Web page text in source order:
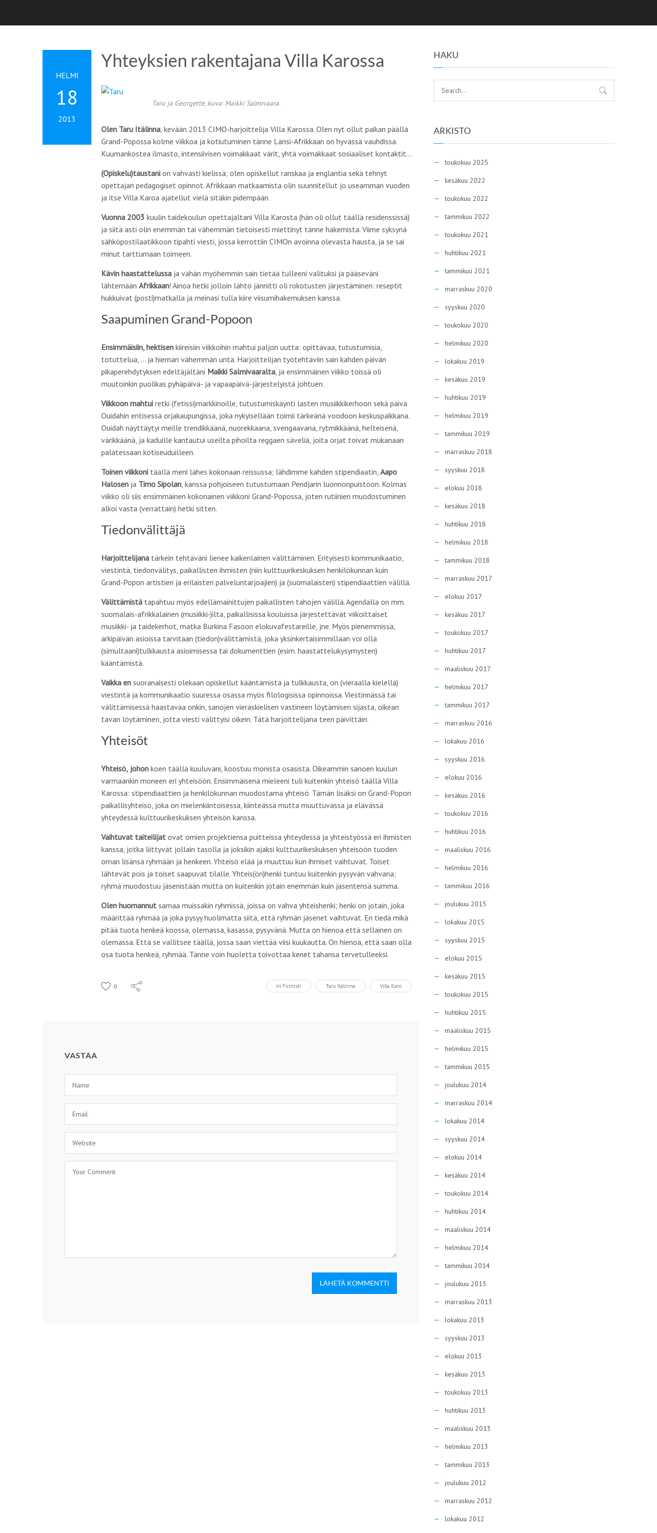
HELMI
18
2013
Yhteyksien rakentajana Villa Karossa
Taru ja Georgette, kuva: Maikki Salmivaara.
Olen Taru Itälinna, kevään 2013 CIMO-harjoittelija Villa Karossa. Olen nyt ollut paikan päällä
Grand-Popossa kolme viikkoa ja kotiutuminen tänne Länsi-Afrikkaan on hyvässä vauhdissa.
Kuumankostea ilmasto, intensiivisen voimakkaat värit, yhtä voimakkaat sosiaaliset kontaktit…
(Opiskelu)taustani on vahvasti kielissä; olen opiskellut ranskaa ja englantia sekä tehnyt
opettajan pedagogiset opinnot. Afrikkaan matkaamista olin suunnitellut jo useamman vuoden
ja itse Villa Karoa ajatellut vielä sitäkin pidempään.
Vuonna 2003 kuulin taidekoulun opettajaltani Villa Karosta (hän oli ollut täällä residenssissä)
ja siitä asti olin enemmän tai vähemmän tietoisesti miettinyt tänne hakemista. Viime syksynä
sähköpostilaatikkoon tipahti viesti, jossa kerrottiin CIMOn avoinna olevasta hausta, ja se sai
minut tarttumaan toimeen.
Kävin haastattelussa ja vähän myöhemmin sain tietää tulleeni valituksi ja pääseväni
lähtemään Afrikkaan! Ainoa hetki jolloin lähtö jännitti oli rokotusten järjestäminen: reseptit
hukkuivat (posti)matkalla ja meinasi tulla kiire viisumihakemuksen kanssa.
Saapuminen Grand-Popoon
Ensimmäisiin, hektisen kiireisiin viikkoihin mahtui paljon uutta: opittavaa, tutustumisia,
totuttelua, … ja hieman vähemmän unta. Harjoittelijan työtehtäviin sain kahden päivän
pikaperehdytyksen edeltäjältäni Maikki Salmivaaralta, ja ensimmäinen viikko töissä oli
muutoinkin puolikas pyhäpäivä- ja vapaapäivä-järjestelyistä johtuen.
Viikkoon mahtui retki (fetissi)markkinoille, tutustumiskäynti lasten musiikkikerhoon sekä päivä
Ouidahin entisessä orjakaupungissa, joka nykyisellään toimii tärkeänä voodoon keskuspaikkana.
Ouidah näyttäytyi meille trendikkäänä, nuorekkaana, svengaavana, rytmikkäänä, helteisenä,
värikkäänä, ja kaduille kantautui useilta pihoilta reggaen säveliä, joita orjat toivat mukanaan
palatessaan kotiseuduilleen.
Toinen viikkoni täällä meni lähes kokonaan reissussa; lähdimme kahden stipendiaatin, Aapo
Halosen ja Timo Sipolan, kanssa pohjoiseen tutustumaan Pendjarin luonnonpuistoon. Kolmas
viikko oli siis ensimmäinen kokonainen viikkoni Grand-Popossa, joten rutiinien muodostuminen
alkoi vasta (verrattain) hetki sitten.
Tiedonvälittäjä
Harjoittelijana tärkein tehtäväni lienee kaikenlainen välittäminen. Erityisesti kommunikaatio,
viestintä, tiedonvälitys, paikallisten ihmisten (niin kulttuurikeskuksen henkilökunnan kuin
Grand-Popon artistien ja erilaisten palveluntarjoajien) ja (suomalaisten) stipendiaattien välillä.
Välittämistä tapahtuu myös edellämainittujen paikallisten tahojen välillä. Agendalla on mm.
suomalais-afrikkalainen (musiikki-)ilta, paikallisissa kouluissa järjestettävät viikoittaiset
musiikki- ja taidekerhot, matka Burkina Fasoon elokuvafestareille, jne. Myös pienemmissä,
arkipäivän asioissa tarvitaan (tiedon)välittämistä, joka yksinkertaisimmillaan voi olla
(simultaani)tulkkausta asioimisessa tai dokumenttien (esim. haastattelukysymysten)
kääntämistä.
Vaikka en suoranaisesti olekaan opiskellut kääntämistä ja tulkkausta, on (vieraalla kielellä)
viestintä ja kommunikaatio suuressa osassa myös filologisissa opinnoissa. Viestinnässä tai
välittämisessä haastavaa onkin, sanojen vieraskielisen vastineen löytämisen sijasta, oikean
tavan löytäminen, jotta viesti välittyisi oikein. Tätä harjoittelijana teen päivittäin.
Yhteisöt
Yhteisö, johon koen täällä kuuluvani, koostuu monista osasista. Oikeammin sanoen kuulun
varmaankin moneen eri yhteisöön. Ensimmäisenä mieleeni tuli kuitenkin yhteisö täällä Villa
Karossa: stipendiaattien ja henkilökunnan muodostama yhteisö. Tämän lisäksi on Grand-Popon
paikallisyhteisö, joka on mielenkiintoisessa, kiinteässä mutta muuttuvassa ja elävässä
yhteydessä kulttuurikeskuksen yhteisön kanssa.
Vaihtuvat taiteilijat ovat omien projektiensa puitteissa yhteydessä ja yhteistyössä eri ihmisten
kanssa, jotka liittyvät jollain tasolla ja joksikin ajaksi kulttuurikeskuksen yhteisöön tuoden
oman lisänsä ryhmään ja henkeen. Yhteisö elää ja muuttuu kun ihmiset vaihtuvat. Toiset
lähtevät pois ja toiset saapuvat tilalle. Yhteis(ön)henki tuntuu kuitenkin pysyvän vahvana;
ryhmä muodostuu jäsenistään mutta on kuitenkin jotain enemmän kuin jäsentensä summa.
Olen huomannut samaa muissakin ryhmissä, joissa on vahva yhteishenki; henki on jotain, joka
määrittää ryhmää ja joka pysyy huolimatta siitä, että ryhmän jäsenet vaihtuvat. En tiedä mikä
pitää tuota henkeä koossa, olemassa, kasassa, pysyvänä. Mutta on hienoa että sellainen on
olemassa. Että se vallitsee täällä, jossa saan viettää viisi kuukautta. On hienoa, että saan olla
osa tuota henkeä, ryhmää. Tänne voin huoletta toivottaa kenet tahansa tervetulleeksi.
0 In Finnish Taru Itälinna Villa Karo
VASTAA
LÄHETÄ KOMMENTTI
HAKU
ARKISTO
toukokuu 2025
kesäkuu 2022
toukokuu 2022
tammikuu 2022
toukokuu 2021
huhtikuu 2021
tammikuu 2021
marraskuu 2020
syyskuu 2020
toukokuu 2020
helmikuu 2020
lokakuu 2019
kesäkuu 2019
huhtikuu 2019
helmikuu 2019
tammikuu 2019
marraskuu 2018
syyskuu 2018
elokuu 2018
kesäkuu 2018
huhtikuu 2018
helmikuu 2018
tammikuu 2018
marraskuu 2017
elokuu 2017
kesäkuu 2017
toukokuu 2017
huhtikuu 2017
maaliskuu 2017
helmikuu 2017
tammikuu 2017
marraskuu 2016
lokakuu 2016
syyskuu 2016
elokuu 2016
kesäkuu 2016
toukokuu 2016
huhtikuu 2016
maaliskuu 2016
helmikuu 2016
tammikuu 2016
joulukuu 2015
lokakuu 2015
syyskuu 2015
elokuu 2015
kesäkuu 2015
toukokuu 2015
huhtikuu 2015
maaliskuu 2015
helmikuu 2015
tammikuu 2015
joulukuu 2014
marraskuu 2014
lokakuu 2014
syyskuu 2014
elokuu 2014
kesäkuu 2014
toukokuu 2014
huhtikuu 2014
maaliskuu 2014
helmikuu 2014
tammikuu 2014
joulukuu 2013
marraskuu 2013
lokakuu 2013
syyskuu 2013
elokuu 2013
kesäkuu 2013
toukokuu 2013
huhtikuu 2013
maaliskuu 2013
helmikuu 2013
tammikuu 2013
joulukuu 2012
marraskuu 2012
lokakuu 2012